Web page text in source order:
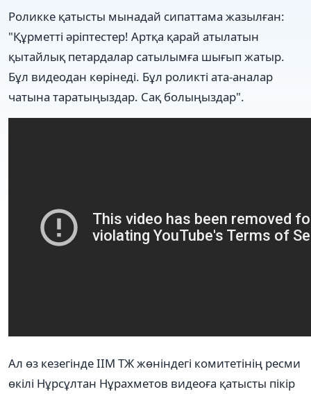
Роликке қатысты мынадай сипаттама жазылған:
"Құрметті әріптестер! Артқа қарай атылатын
қытайлық петардалар сатылымға шығып жатыр.
Бұл видеодан көрінеді. Бұл роликті ата-аналар
чатына таратыңыздар. Сақ болыңыздар".
Ал өз кезегінде ІІМ ТЖ жөніндегі комитетінің ресми
өкілі Нұрсұлтан Нұрахметов видеоға қатысты пікір